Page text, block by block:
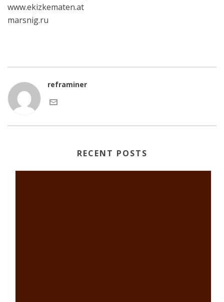
www.ekizkematen.at
marsnig.ru
reframiner
RECENT POSTS